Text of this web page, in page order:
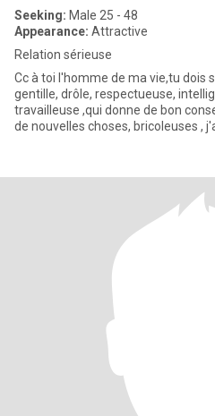
Seeking: Male 25 - 48
Appearance: Attractive
Relation sérieuse
Cc à toi l'homme de ma vie,tu dois
gentille, drôle, respectueuse,
travailleuse ,qui donne de bon
de nouvelles choses, bricoleuses ,